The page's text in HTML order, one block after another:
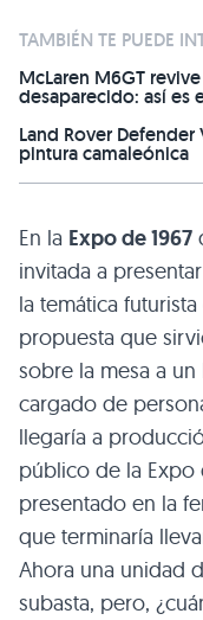
TAMBIÉN TE PUEDE
McLaren M6GT
desaparecido: así es
Land Rover
pintura camaleónica
En la Expo de 1967
invitada a
la temática
propuesta que
sobre la mesa a
cargado de
llegaría a
público de la
presentado en la
que terminaría
Ahora una unidad
subasta, pero,